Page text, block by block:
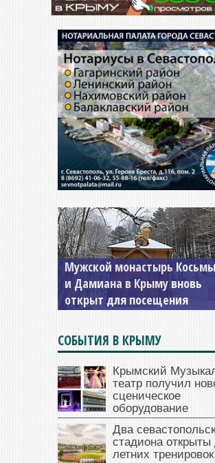
Мужской монастырь Косьмы
и Дамиана в Крыму вновь
открыт для посещения
СОБЫТИЯ В КРЫМУ
Крымский
театр получил
сценическое
оборудование
Два
стадиона открыты
летних тренировок